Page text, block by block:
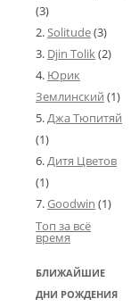
(3)
Solitude(3)
Djin Tolik(2)
Юрик
Землинский (1)
Джа Тюпитяй
(1)
Дитя Цветов
(1)
Goodwin (1)
Топ за всё
время
БЛИЖАЙШИЕ
ДНИ РОЖДЕНИЯ